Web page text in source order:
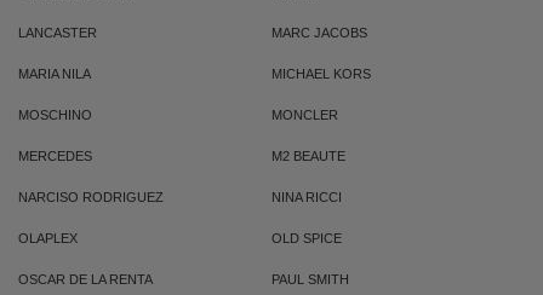
LANCASTER MARC JACOBS
MARIA NILA MICHAEL KORS
MOSCHINO MONCLER
MERCEDES M2 BEAUTE
NARCISO RODRIGUEZ NINA RICCI
OLAPLEX OLD SPICE
OSCAR DE LA RENTA PAUL SMITH